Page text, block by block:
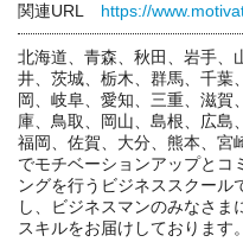
関連URL
https://
北海道、青森、秋田、岩手、
井、茨城、栃木、群馬、千葉
岡、岐阜、愛知、三重、滋賀
庫、鳥取、岡山、島根、広島
福岡、佐賀、大分、熊本、宮
でモチベーションアップとコ
ングを行うビジネススクー
し、ビジネスマンのみなさま
スキルをお届けしております。